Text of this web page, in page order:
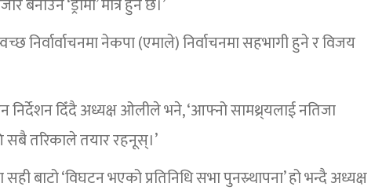
‘ड्रामा’ मात्र हुने छ।’
निर्वार्वाचनमा नेकपा (एमाले) निर्वाचनमा सहभागी हुने र विजय
निर्देशन दिँदै अध्यक्ष ओलीले भने, ‘आफ्नो सामथ्र्यलाई नतिजा
सबै तरिकाले तयार रहनूस्।’
बाटो ‘विघटन भएको प्रतिनिधि सभा पुनस्र्थापना’ हो भन्दै अध्यक्ष